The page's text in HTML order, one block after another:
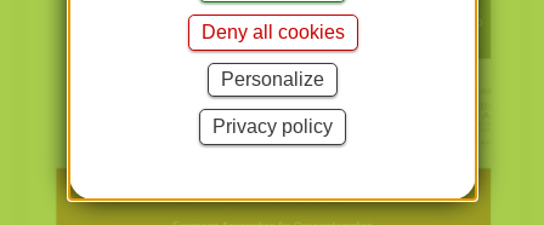
Deny all cookies
Personalize
Privacy policy